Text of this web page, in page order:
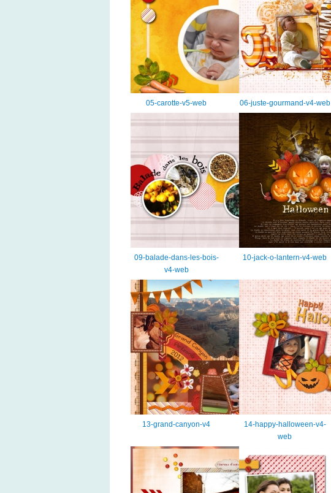
05-carotte-v5-web 06-juste-gourmand-v4-web
09-balade-dans-les-bois-
v4-web
10-jack-o-lantern-v4-web
13-grand-canyon-v4
14-happy-halloween-v4-
web